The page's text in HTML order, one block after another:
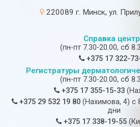
220089 г. Минск, ул.
Справка
(пн-пт 7.30-20.00, сб
+375 17 322-
Регистратуры
(пн-пт 7.30-20.00, сб
+375 17 355-15-33
+375 29 532 19 80(Нахимова, 4) c
дни
+375 17 338-19-55